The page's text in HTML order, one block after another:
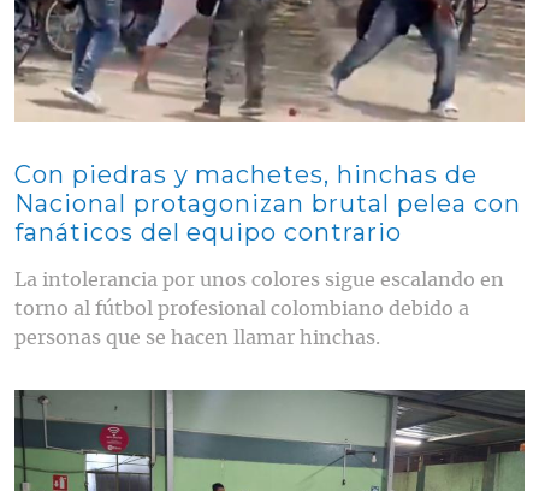
Con piedras y machetes, hinchas de
Nacional protagonizan brutal pelea con
fanáticos del equipo contrario
La intolerancia por unos colores sigue escalando en
torno al fútbol profesional colombiano debido a
personas que se hacen llamar hinchas.
Contenido multimedia principal